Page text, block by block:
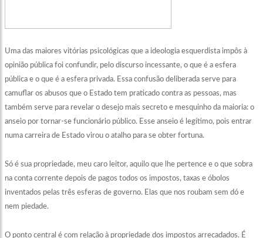
Uma das maiores vitórias psicológicas que a ideologia esquerdista impôs à
opinião pública foi confundir, pelo discurso incessante, o que é a esfera
pública e o que é a esfera privada. Essa confusão deliberada serve para
camuflar os abusos que o Estado tem praticado contra as pessoas, mas
também serve para revelar o desejo mais secreto e mesquinho da maioria: o
anseio por tornar-se funcionário público. Esse anseio é legítimo, pois entrar
numa carreira de Estado virou o atalho para se obter fortuna.
Só é sua propriedade, meu caro leitor, aquilo que lhe pertence e o que sobra
na conta corrente depois de pagos todos os impostos, taxas e óbolos
inventados pelas três esferas de governo. Elas que nos roubam sem dó e
nem piedade.
O ponto central é com relação à propriedade dos impostos arrecadados. É